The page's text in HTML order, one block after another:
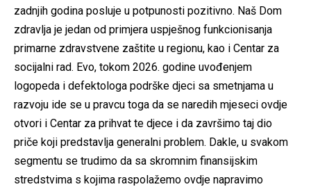
zadnjih godina posluje u potpunosti pozitivno. Naš Dom
zdravlja je jedan od primjera uspješnog funkcionisanja
primarne zdravstvene zaštite u regionu, kao i Centar za
socijalni rad. Evo, tokom 2026. godine uvođenjem
logopeda i defektologa podrške djeci sa smetnjama u
razvoju ide se u pravcu toga da se naredih mjeseci ovdje
otvori i Centar za prihvat te djece i da završimo taj dio
priče koji predstavlja generalni problem. Dakle, u svakom
segmentu se trudimo da sa skromnim finansijskim
stredstvima s kojima raspolažemo ovdje napravimo